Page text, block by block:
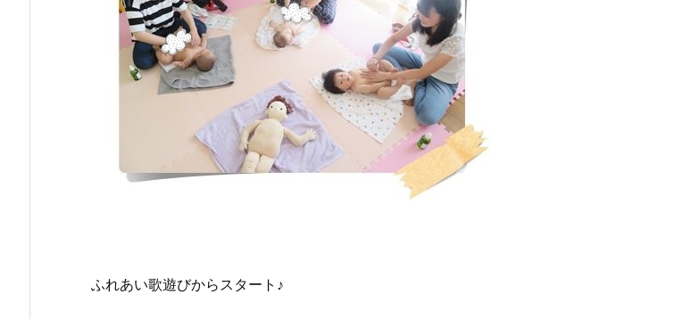
ふれあい歌遊びからスタート♪